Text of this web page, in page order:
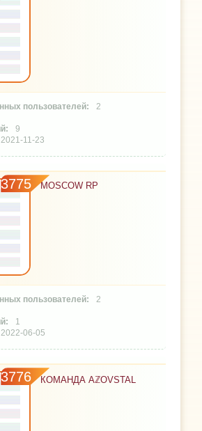
2
9
2021-11-23
3775 MOSCOW RP
2
1
2022-06-05
3776 КОМАНДА AℤOVSTAL